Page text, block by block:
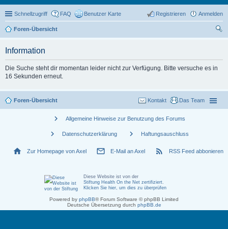
Schnellzugriff FAQ Benutzer Karte Anmelden
Registrieren
Foren-Übersicht
Information
Die Suche steht dir momentan leider nicht zur Verfügung. Bitte versuche es in
16 Sekunden erneut.
Foren-Übersicht Das Team
Kontakt
chevron_right Allgemeine Hinweise zur Benutzung des Forums
chevron_right Datenschutzerklärung chevron_right Haftungsauschluss
home Zur Homepage von Axel mail_outline E-Mail an Axel rss_feed RSS Feed abbonieren
Diese Website ist von der
Stiftung Health On the Net zertifiziert.
Klicken Sie hier, um dies zu überprüfen
Powered by phpBB® Forum Software © phpBB Limited
Deutsche Übersetzung durch phpBB.de